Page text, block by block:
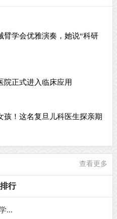
臂学会优雅演奏，她说“科研
院正式进入临床应用
孩！这名复旦儿科医生探亲期
查看更多
行